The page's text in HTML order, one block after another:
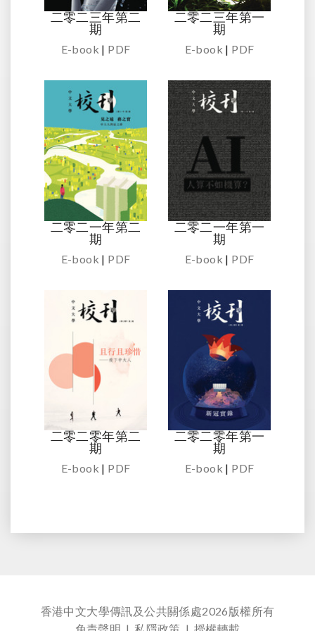
二零二三年第二
期
E-book | PDF
二零二三年第一
期
E-book | PDF
二零二一年第二
期
E-book | PDF
二零二一年第一
期
E-book | PDF
二零二零年第二
期
E-book | PDF
二零二零年第一
期
E-book | PDF
香港中文大學傳訊及公共關係處2026版權所有